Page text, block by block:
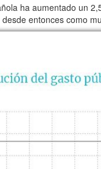
ha aumentado un
entonces como